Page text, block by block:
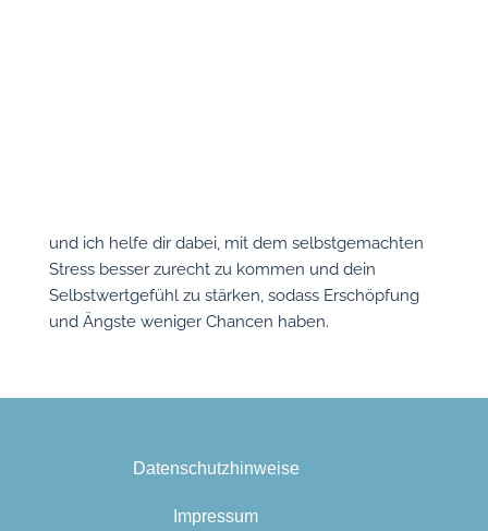
und ich helfe dir dabei, mit dem selbstgemachten
Stress besser zurecht zu kommen und dein
Selbstwertgefühl zu stärken, sodass Erschöpfung
und Ängste weniger Chancen haben.
Datenschutzhinweise
Impressum